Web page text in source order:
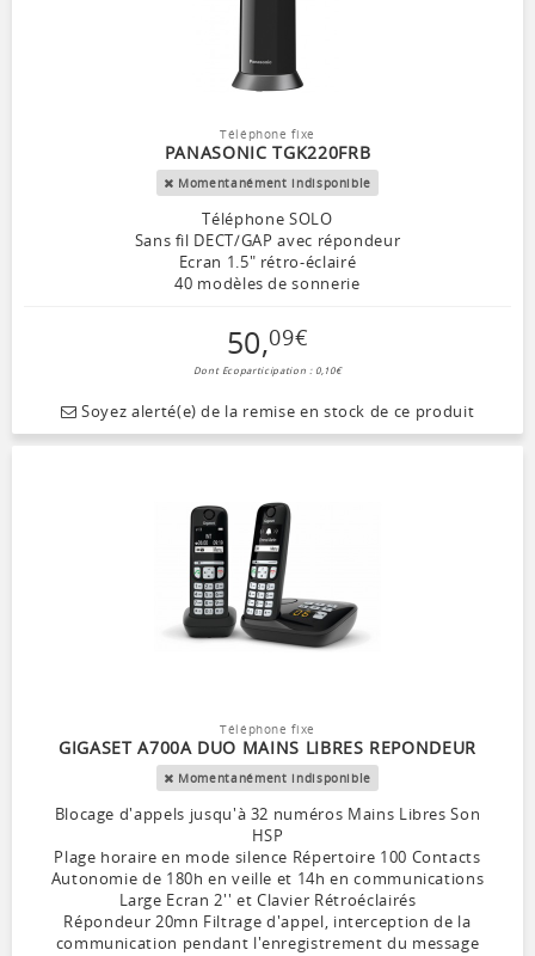
Téléphone fixe
PANASONIC TGK220FRB
Momentanément indisponible
Téléphone SOLO
Sans fil DECT/GAP avec répondeur
Ecran 1.5" rétro-éclairé
40 modèles de sonnerie
50,09€
Dont Ecoparticipation : 0,10€
Soyez alerté(e) de la remise en stock de ce produit
Téléphone fixe
GIGASET A700A DUO MAINS LIBRES REPONDEUR
Momentanément indisponible
Blocage d'appels jusqu'à 32 numéros Mains Libres Son
HSP
Plage horaire en mode silence Répertoire 100 Contacts
Autonomie de 180h en veille et 14h en communications
Large Ecran 2'' et Clavier Rétroéclairés
Répondeur 20mn Filtrage d'appel, interception de la
communication pendant l'enregistrement du message